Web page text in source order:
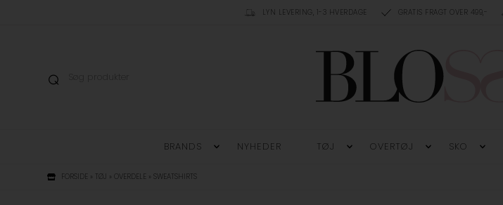
LYN LEVERING, 1-3 HVERDAGE GRATIS FRAGT OVER 499,-
BRANDS NYHEDER TØJ OVERTØJ SKO
FORSIDE » TØJ » OVERDELE »SWEATSHIRTS